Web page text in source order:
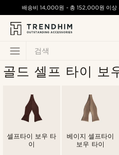
검색
배송비14,000원 - 총 152,000원 이상
골드 셀프 타이 보
셀프타이 보우 타
이
베이지 셀프타이
보우 타이